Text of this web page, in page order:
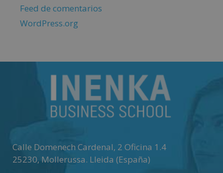
Feed de comentarios
WordPress.org
Calle Domenech Cardenal, 2 Oficina 1.4
25230, Mollerussa. Lleida (España)